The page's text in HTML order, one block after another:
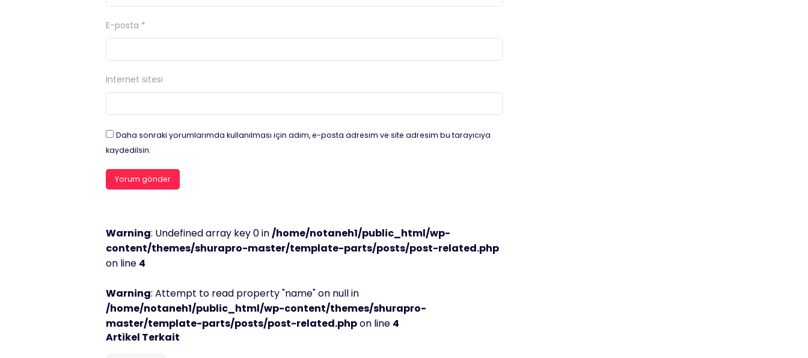
E-posta *
İnternet sitesi
Daha sonraki yorumlarımda kullanılması için adım, e-posta adresim ve site adresim bu tarayıcıya
kaydedilsin.
Warning: Undefined array key 0 in/home/notaneh1/public_html/wp-
content/themes/shurapro-master/template-parts/posts/post-related.php
on line 4
Warning: Attempt to read property "name" on null in
/home/notaneh1/public_html/wp-content/themes/shurapro-
master/template-parts/posts/post-related.phpon line 4
Artikel Terkait